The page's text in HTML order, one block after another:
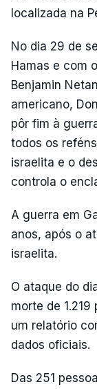
localizada na
No dia 29 de
Hamas e com
Benjamin
americano,
pôr fim à
todos os
israelita e o
controla o
A guerra em
anos, após o
israelita.
O ataque do
morte de
um relatório
dados oficiais.
Das 251